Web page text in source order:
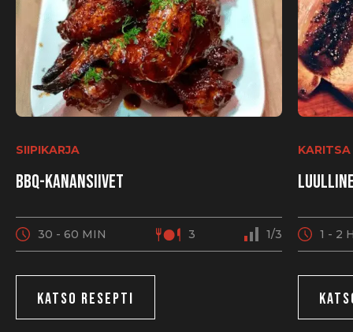
SIIPIKARJA
BBQ-kanansiivet
30 - 60 MIN 3 1/3
KATSO RESEPTI
KARITSA
1 - 2